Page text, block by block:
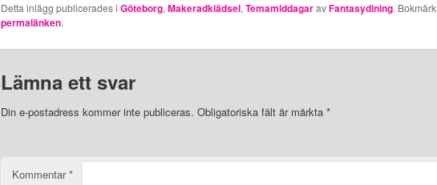
Detta inlägg publicerades i Göteborg, Makeradklädsel, TemamiddagaravFantasydining. Bokmärk
permalänken.
Lämna ett svar
Din e-postadress kommer inte publiceras. Obligatoriska fält är märkta *
Kommentar*